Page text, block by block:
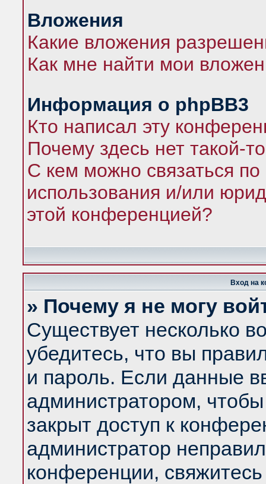
Вложения
Какие вложения
Как мне найти мои
Информация о phpBB3
Кто написал эту
Почему здесь нет такой-
С кем можно связаться по
использования и/или
этой конференцией?
Вход на
» Почему я не могу
Существует несколько
убедитесь, что вы
и пароль. Если данные
администратором,
закрыт доступ к
администратор
конференции,